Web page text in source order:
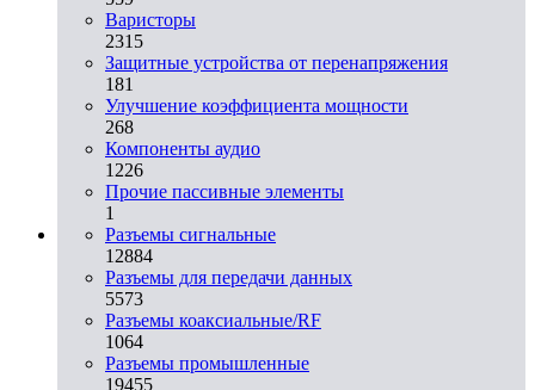
Варисторы
2315
Защитные устройства от перенапряжения
181
Улучшение коэффициента мощности
268
Компоненты аудио
1226
Прочие пассивные элементы
1
Разъeмы сигнальные
12884
Разъeмы для передачи данных
5573
Разъeмы коаксиальные/RF
1064
Разъeмы промышленные
19455